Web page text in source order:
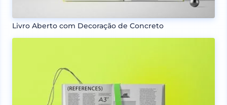
Livro Aberto com Decoração de Concreto